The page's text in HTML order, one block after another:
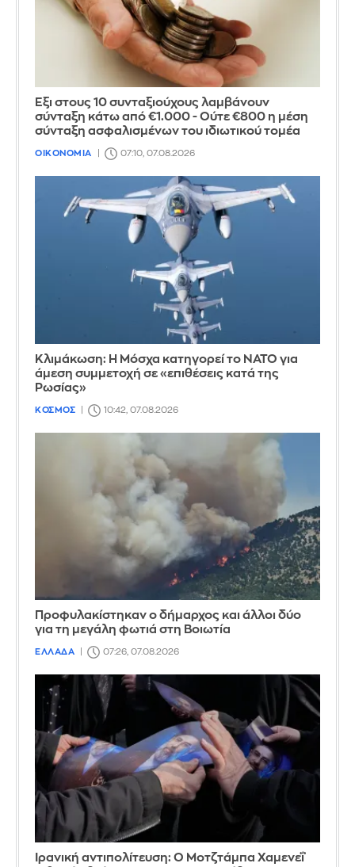
Έξι στους 10 συνταξιούχους λαμβάνουν
σύνταξη κάτω από €1.000 - Ούτε €800 η μέση
σύνταξη ασφαλισμένων του ιδιωτικού τομέα
ΟΙΚΟΝΟΜΙΑ 07:10, 07.08.2026
Κλιμάκωση: Η Μόσχα κατηγορεί το ΝΑΤΟ για
άμεση συμμετοχή σε «επιθέσεις κατά της
Ρωσίας»
ΚΟΣΜΟΣ 10:42, 07.08.2026
Προφυλακίστηκαν ο δήμαρχος και άλλοι δύο
για τη μεγάλη φωτιά στη Βοιωτία
ΕΛΛΑΔΑ 07:26, 07.08.2026
Ιρανική αντιπολίτευση: Ο Μοτζτάμπα Χαμενεΐ